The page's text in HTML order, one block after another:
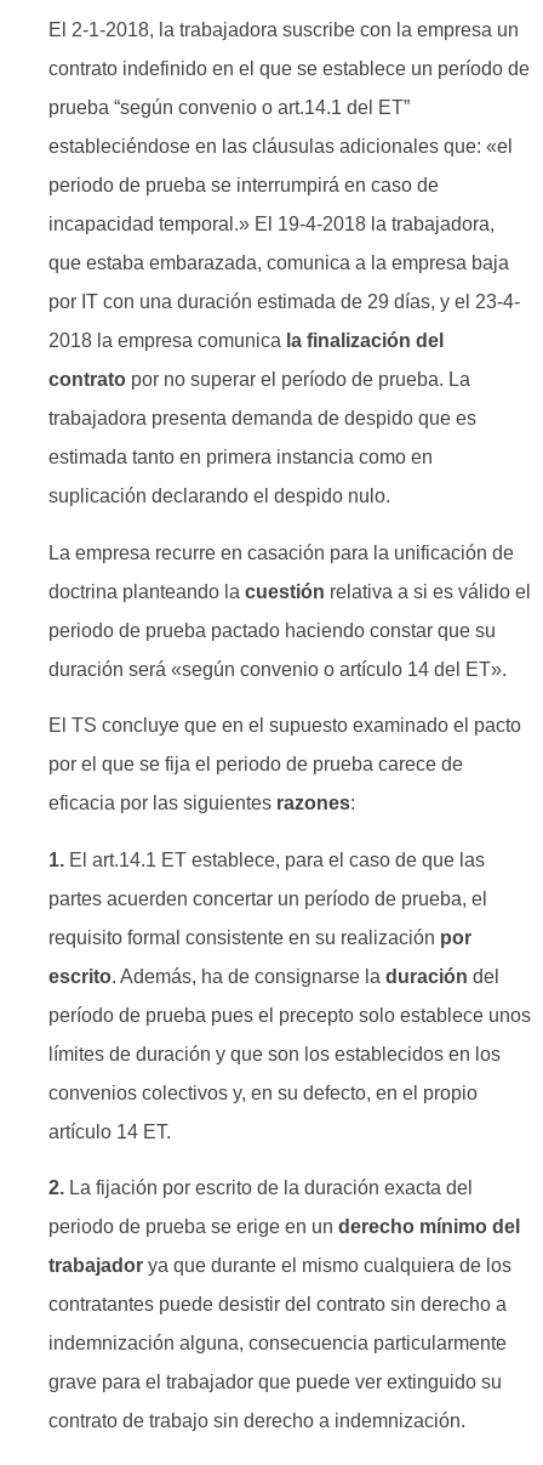
El 2-1-2018, la trabajadora suscribe con la empresa un
contrato indefinido en el que se establece un período de
prueba “según convenio o art.14.1 del ET”
estableciéndose en las cláusulas adicionales que: «el
periodo de prueba se interrumpirá en caso de
incapacidad temporal.» El 19-4-2018 la trabajadora,
que estaba embarazada, comunica a la empresa baja
por IT con una duración estimada de 29 días, y el 23-4-
2018 la empresa comunica la finalización del
contrato por no superar el período de prueba. La
trabajadora presenta demanda de despido que es
estimada tanto en primera instancia como en
suplicación declarando el despido nulo.
La empresa recurre en casación para la unificación de
doctrina planteando la cuestión relativa a si es válido el
periodo de prueba pactado haciendo constar que su
duración será «según convenio o artículo 14 del ET».
El TS concluye que en el supuesto examinado el pacto
por el que se fija el periodo de prueba carece de
eficacia por las siguientes razones:
1. El art.14.1 ET establece, para el caso de que las
partes acuerden concertar un período de prueba, el
requisito formal consistente en su realización por
escrito. Además, ha de consignarse la duración del
período de prueba pues el precepto solo establece unos
límites de duración y que son los establecidos en los
convenios colectivos y, en su defecto, en el propio
artículo 14 ET.
2. La fijación por escrito de la duración exacta del
periodo de prueba se erige en un derecho mínimo del
trabajador ya que durante el mismo cualquiera de los
contratantes puede desistir del contrato sin derecho a
indemnización alguna, consecuencia particularmente
grave para el trabajador que puede ver extinguido su
contrato de trabajo sin derecho a indemnización.